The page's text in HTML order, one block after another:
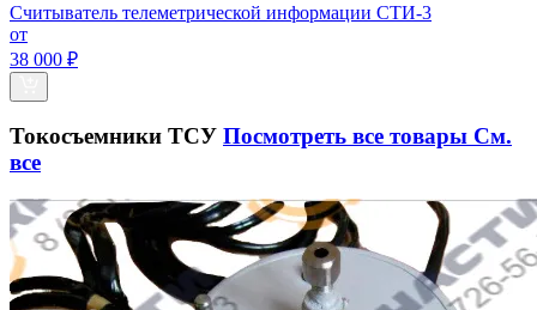
Считыватель телеметрической информации СТИ-3
от
38 000 ₽
Токосъемники ТСУ Посмотреть все товары См.
все